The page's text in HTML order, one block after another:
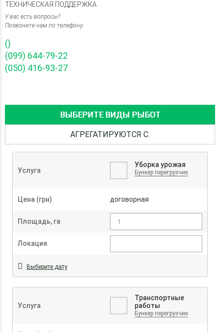
ТЕХНИЧЕСКАЯ ПОДДЕРЖКА
У вас есть вопросы?
Позвоните нам по телефону:
()
(099) 644-79-22
(050) 416-93-27
ВЫБЕРИТЕ ВИДЫ РЫБОТ
АГРЕГАТИРУЮТСЯ С:
Услуга
Уборка урожая
Бункер перегрузчик
Цена (грн) договорная
Площадь, га
Локация
Выберите дату
Услуга
Транспортные
работы
Бункер перегрузчик